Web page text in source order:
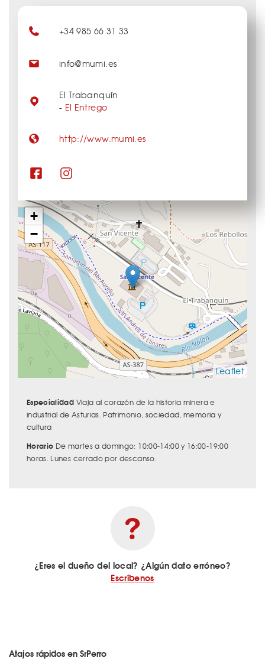
+
−
Leaflet
+34 985 66 31 33
info@mumi.es
El Trabanquín
- El Entrego
http://www.mumi.es
Especialidad Viaja al corazón de la historia minera e
industrial de Asturias. Patrimonio, sociedad, memoria y
cultura
Horario De martes a domingo: 10:00-14:00 y 16:00-19:00
horas. Lunes cerrado por descanso.
¿Eres el dueño del local? ¿Algún dato erróneo?
Escríbenos
Atajos rápidos en SrPerro